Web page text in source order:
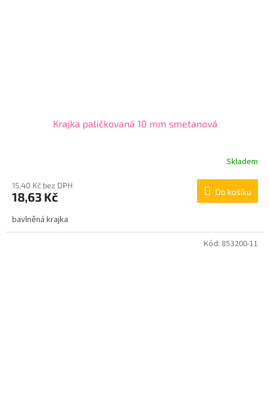
Krajka paličkovaná 10 mm smetanová
Skladem
15,40 Kč bez DPH
18,63 Kč Do košíku
bavlněná krajka
Kód: 853200-11